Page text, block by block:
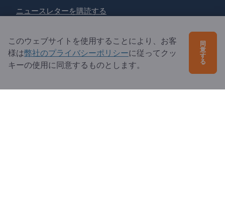
ニュースレターを購読する
ご質問は？
よくあるご質問
このウェブサイトを使用することにより、お客
様は弊社のプライバシーポリシーに従ってクッ
キーの使用に同意するものとします。
同
意
す
る